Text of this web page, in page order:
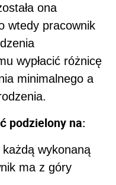
ona
wtedy pracownik
wypłacić różnicę
minimalnego a
podzielony na:
wykonaną
ma z góry